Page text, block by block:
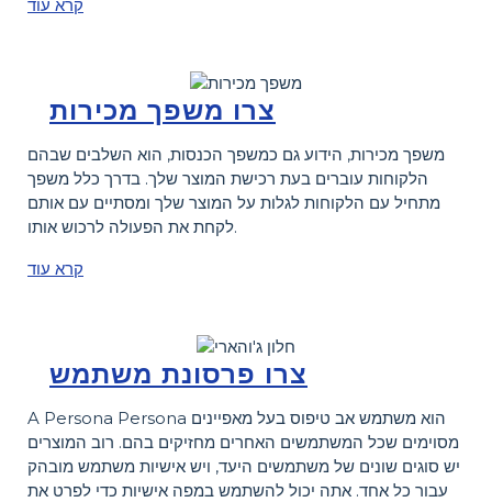
קרא עוד
צרו משפך מכירות
משפך מכירות, הידוע גם כמשפך הכנסות, הוא השלבים שבהם
הלקוחות עוברים בעת רכישת המוצר שלך. בדרך כלל משפך
מתחיל עם הלקוחות לגלות על המוצר שלך ומסתיים עם אותם
לקחת את הפעולה לרכוש אותו.
קרא עוד
צרו פרסונת משתמש
A Persona Persona הוא משתמש אב טיפוס בעל מאפיינים
מסוימים שכל המשתמשים האחרים מחזיקים בהם. רוב המוצרים
יש סוגים שונים של משתמשים היעד, ויש אישיות משתמש מובהק
עבור כל אחד. אתה יכול להשתמש במפה אישיות כדי לפרט את